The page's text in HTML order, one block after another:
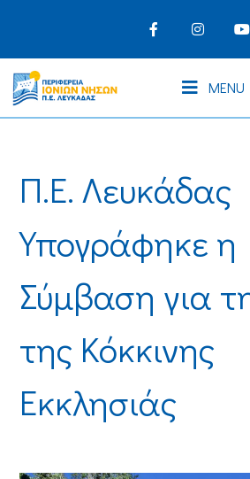
MENU
Π.Ε. Λευκάδας
Υπογράφηκε η
Σύμβαση για
της Κόκκινης
Εκκλησιάς